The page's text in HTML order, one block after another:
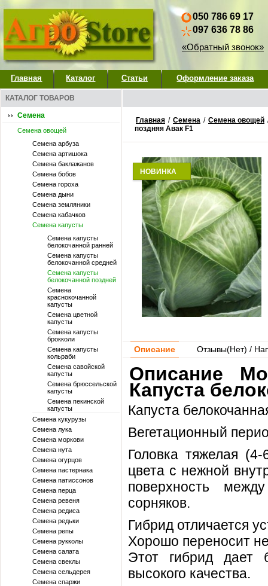
050 786 69 17
097 636 78 86
«Обратный звонок»
Главная Каталог Статьи Оформление заказа
КАТАЛОГ ТОВАРОВ
Семена
Семена овощей
Семена арбуза
Семена артишока
Семена баклажанов
Семена бобов
Семена гороха
Семена дыни
Семена земляники
Семена кабачков
Семена капусты
Семена капусты
белокочанной ранней
Семена капусты
белокочанной средней
Семена капусты
белокочанной поздней
Семена
краснокочанной
капусты
Семена цветной
капусты
Семена капусты
брокколи
Семена капусты
кольраби
Семена савойской
капусты
Семена брюссельской
капусты
Семена пекинской
капусты
Семена кукурузы
Семена лука
Семена моркови
Семена нута
Семена огурцов
Семена пастернака
Семена патиссонов
Семена перца
Семена ревеня
Семена редиса
Семена редьки
Семена репы
Семена рукколы
Семена салата
Семена свеклы
Семена сельдерея
Семена спаржи
Главная / Семена / Семена овощей
поздняя Авак F1
НОВИНКА
Описание Отзывы(Нет) /
Описание
Капуста
Капуста
Вегетационный
Головка тяжелая
цвета с нежной
поверхность
сорняков.
Гибрид отличается
Хорошо переносит
Этот гибрид дает
высокого качества.